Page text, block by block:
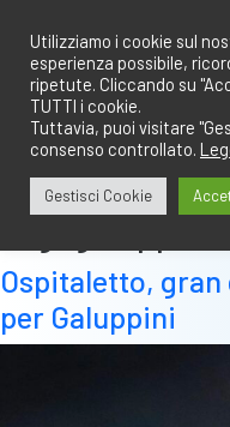
contenuto
Ospitaletto,
per Galuppini
Utilizziamo i cookie sul
esperienza possibile,
ripetute. Cliccando su
TUTTI i cookie.
Tuttavia, puoi visitare
consenso controllato.
Gestisci Cookie